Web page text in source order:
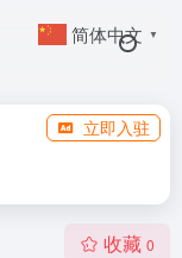
立即入驻
收藏 0
简体中文 ▼